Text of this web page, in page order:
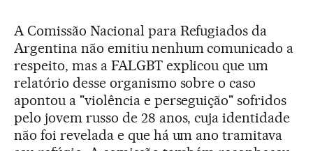
A Comissão Nacional para Refugiados da
Argentina não emitiu nenhum comunicado a
respeito, mas a FALGBT explicou que um
relatório desse organismo sobre o caso
apontou a "violência e perseguição" sofridos
pelo jovem russo de 28 anos, cuja identidade
não foi revelada e que há um ano tramitava